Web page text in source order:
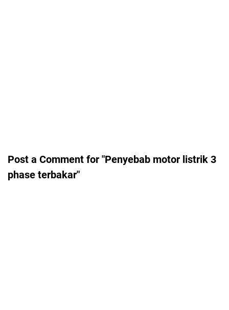
Post a Comment for "Penyebab motor listrik 3
phase terbakar"